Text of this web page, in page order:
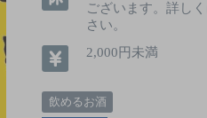
ございます。詳し
さい。
2,000円未満
飲めるお酒